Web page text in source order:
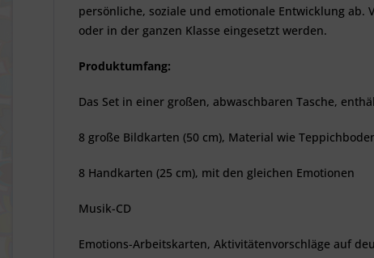
persönliche, soziale und emotionale Entwicklung
oder in der ganzen Klasse eingesetzt werden.
Produktumfang:
Das Set in einer großen, abwaschbaren Tasche,
8 große Bildkarten (50 cm), Material wie
8 Handkarten (25 cm), mit den gleichen Emotionen
Musik-CD
Emotions-Arbeitskarten, Aktivitätenvorschläge auf